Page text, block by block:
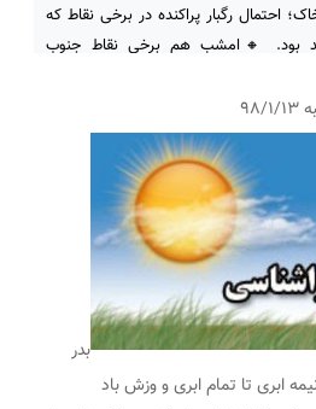
احتمال رگبار پراکنده در برخی نقاط که
بود. 🔸امشب هم برخی نقاط جنوب
بدر
ابری تا تمام ابری و وزش باد